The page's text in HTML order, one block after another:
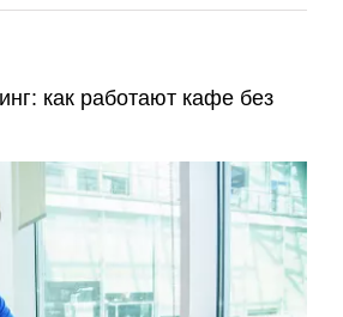
как работают кафе без